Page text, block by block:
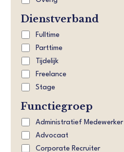
Dienstverband
Fulltime
Parttime
Tijdelijk
Freelance
Stage
Functiegroep
Administratief Medewerker
Advocaat
Corporate Recruiter